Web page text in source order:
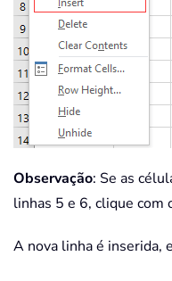
Observação: Se as
linhas 5 e 6, clique com
A nova linha é inserida,